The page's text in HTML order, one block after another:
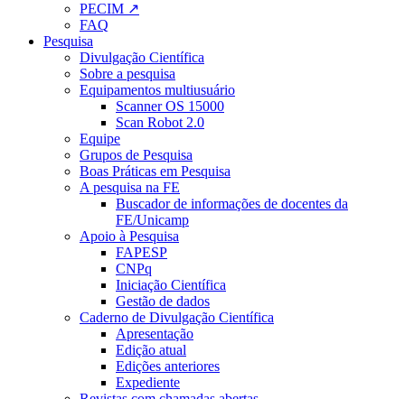
PECIM ↗
FAQ
Pesquisa
Divulgação Científica
Sobre a pesquisa
Equipamentos multiusuário
Scanner OS 15000
Scan Robot 2.0
Equipe
Grupos de Pesquisa
Boas Práticas em Pesquisa
A pesquisa na FE
Buscador de informações de docentes da
FE/Unicamp
Apoio à Pesquisa
FAPESP
CNPq
Iniciação Científica
Gestão de dados
Caderno de Divulgação Científica
Apresentação
Edição atual
Edições anteriores
Expediente